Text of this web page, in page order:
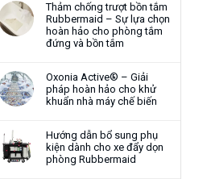
Thảm chống trượt bồn tắm
Rubbermaid – Sự lựa chọn
hoàn hảo cho phòng tắm
đứng và bồn tắm
Oxonia Active® – Giải
pháp hoàn hảo cho khử
khuẩn nhà máy chế biến
Hướng dẫn bổ sung phụ
kiện dành cho xe đẩy dọn
phòng Rubbermaid